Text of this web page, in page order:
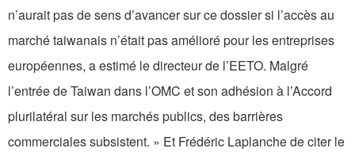
n’aurait pas de sens d’avancer sur ce dossier si l’accès au
marché taiwanais n’était pas amélioré pour les entreprises
européennes, a estimé le directeur de l’EETO. Malgré
l’entrée de Taiwan dans l’OMC et son adhésion à l’Accord
plurilatéral sur les marchés publics, des barrières
commerciales subsistent. » Et Frédéric Laplanche de citer le